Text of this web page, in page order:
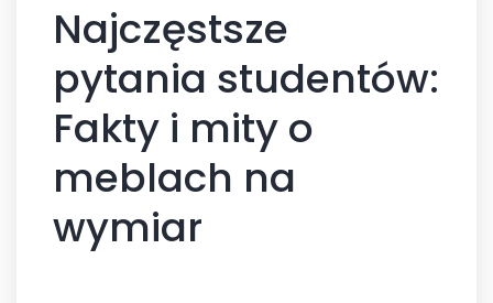
Najczęstsze
pytania studentów:
Fakty i mity o
meblach na
wymiar